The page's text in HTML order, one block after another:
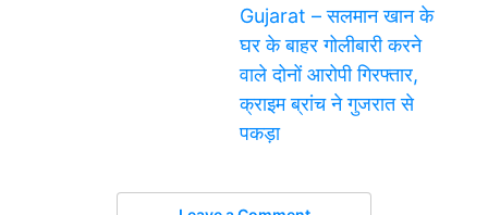
Gujarat – सलमान खान के
घर के बाहर गोलीबारी करने
वाले दोनों आरोपी गिरफ्तार,
क्राइम ब्रांच ने गुजरात से
पकड़ा